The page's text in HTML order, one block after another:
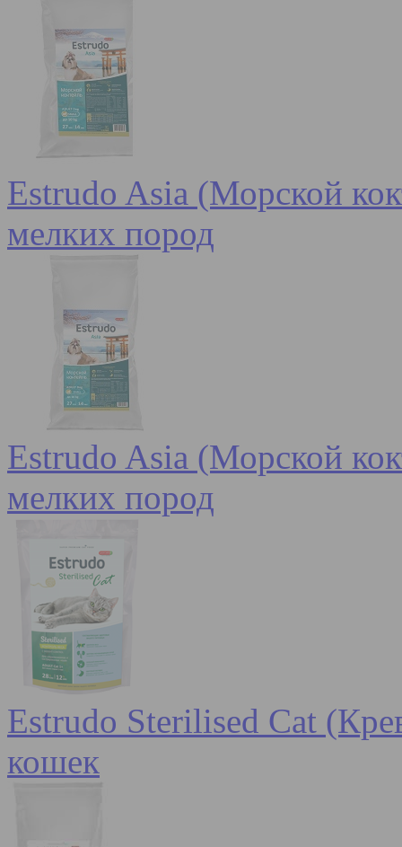
Estrudo Asia (Морской
мелких пород
Estrudo Asia (Морской
мелких пород
Estrudo Sterilised Cat
кошек